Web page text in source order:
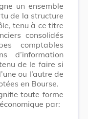
un ensemble
de la structure
tenu à ce titre
consolidés
comptables
d’information
de le faire si
ou l’autre de
en Bourse.
toute forme
par: